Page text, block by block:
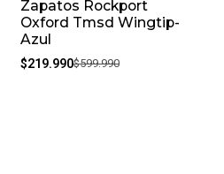
-63%
Zapatos Rockport
Oxford Tmsd Wingtip-
Azul
$219.990$599.990